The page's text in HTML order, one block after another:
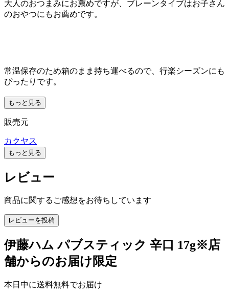
大人のおつまみにお薦めですが、プレーンタイプはお子さん
のおやつにもお薦めです。
常温保存のため箱のまま持ち運べるので、行楽シーズンにも
ぴったりです。
もっと見る
販売元
カクヤス
もっと見る
レビュー
商品に関するご感想をお待ちしています
レビューを投稿
伊藤ハム パブスティック 辛口 17g※店
舗からのお届け限定
本日中に送料無料でお届け